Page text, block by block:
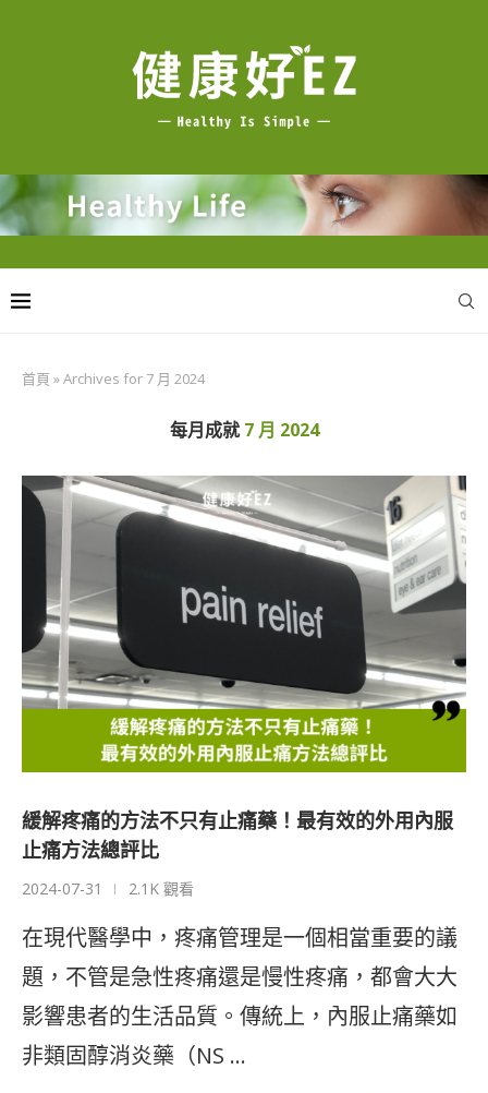
首頁 »Archives for 7 月 2024
每月成就7 月 2024
緩解疼痛的方法不只有止痛藥！最有效的外用內服
止痛方法總評比
2024-07-31 2.1K 觀看
在現代醫學中，疼痛管理是一個相當重要的議
題，不管是急性疼痛還是慢性疼痛，都會大大
影響患者的生活品質。傳統上，內服止痛藥如
非類固醇消炎藥（NS …